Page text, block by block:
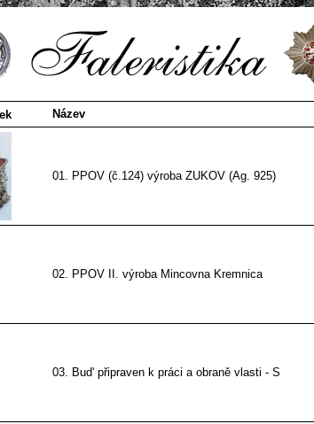
Název
01. PPOV (č.124) výroba ZUKOV (Ag. 925)
02. PPOV II. výroba Mincovna Kremnica
03. Bud' připraven k práci a obraně vlasti - S